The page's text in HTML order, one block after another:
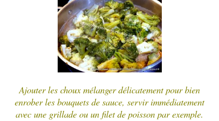
Ajouter les choux mélanger délicatement pour bien
enrober les bouquets de sauce, servir immédiatement
avec une grillade ou un filet de poisson par exemple.